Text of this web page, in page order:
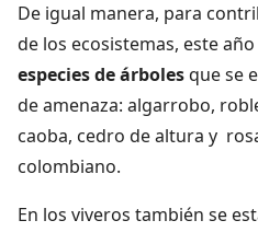
De igual manera, para
de los ecosistemas, este
especies de árbolesque se
de amenaza: algarrobo,
caoba, cedro de altura y
colombiano.
En los viveros también se